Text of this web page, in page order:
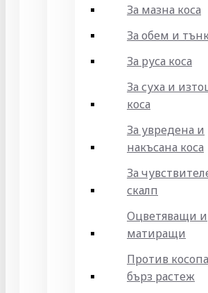
За мазна коса
За обем и
За руса коса
За суха и
коса
За увредена и
накъсана коса
За
скалп
Оцветяващи и
матиращи
Против
бърз растеж